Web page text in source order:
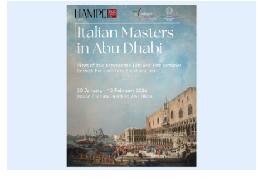
IIC Abu Dhabi, mostra vedutisti